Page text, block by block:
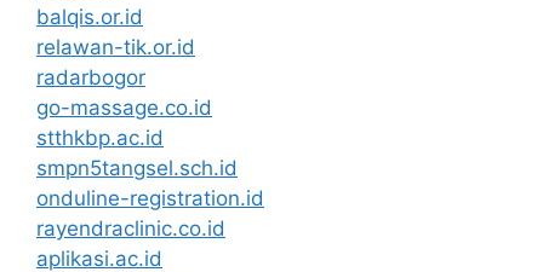
balqis.or.id
relawan-tik.or.id
radarbogor
go-massage.co.id
stthkbp.ac.id
smpn5tangsel.sch.id
onduline-registration.id
rayendraclinic.co.id
aplikasi.ac.id